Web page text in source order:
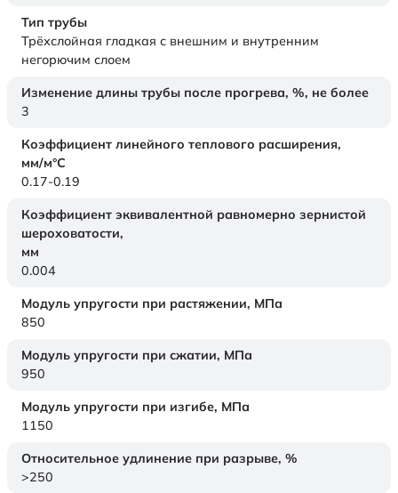
Тип трубы
Трёхслойная гладкая с внешним и внутренним
негорючим слоем
Изменение длины трубы после прогрева, %, не более
3
Коэффициент линейного теплового расширения,
мм/м°С
0.17-0.19
Коэффициент эквивалентной равномерно зернистой
шероховатости,
мм
0.004
Модуль упругости при растяжении, МПа
850
Модуль упругости при сжатии, МПа
950
Модуль упругости при изгибе, МПа
1150
Относительное удлинение при разрыве, %
>250